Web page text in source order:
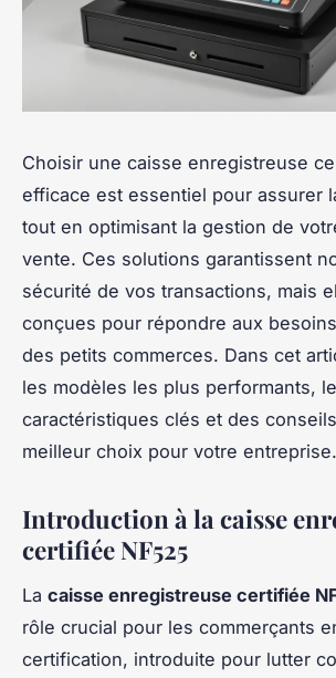
Choisir une caisse enregistreuse
efficace est essentiel pour assurer
tout en optimisant la gestion de
vente. Ces solutions garantissent
sécurité de vos transactions, mais
conçues pour répondre aux
des petits commerces. Dans cet
les modèles les plus performants,
caractéristiques clés et des
meilleur choix pour votre entreprise.
Introduction à la caisse
certifiée NF525
La caisse enregistreuse certifiée
rôle crucial pour les commerçants
certification, introduite pour lutter